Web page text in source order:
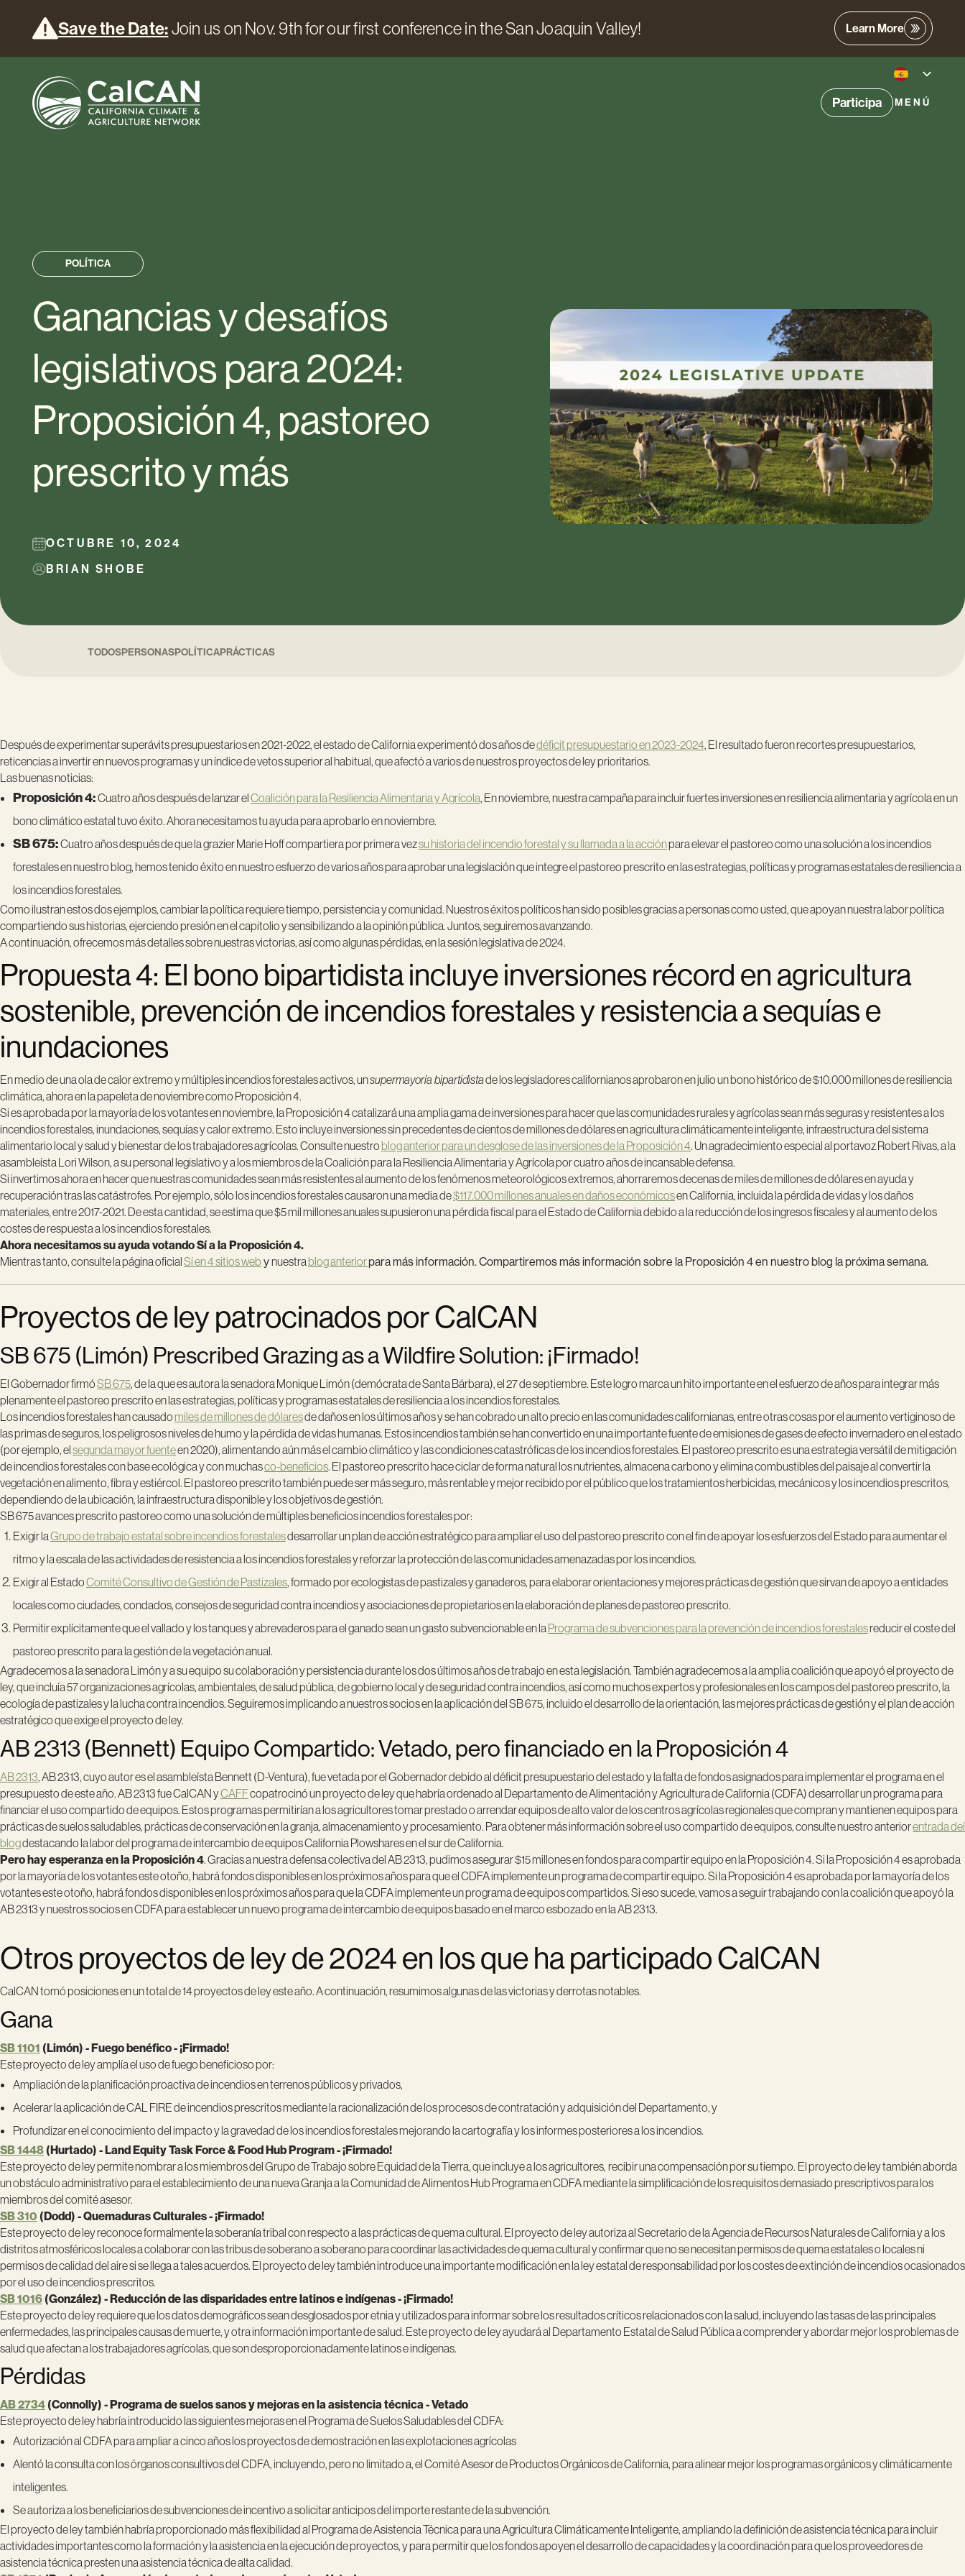
Save the Date:Join us on Nov. 9th for our first conference in the San Joaquin Valley! Learn More
Participa MENÚ
POLÍTICA
Ganancias y desafíos
legislativos para 2024:
Proposición 4, pastoreo
prescrito y más
OCTUBRE 10, 2024
BRIAN SHOBE
TODOSPERSONASPOLÍTICAPRÁCTICAS
Después de experimentar superávits presupuestarios en 2021-2022, el estado de California experimentó dos años dedéficit presupuestario en 2023-2024, El resultado fueron recortes presupuestarios,
reticencias a invertir en nuevos programas y un índice de vetos superior al habitual, que afectó a varios de nuestros proyectos de ley prioritarios.
Las buenas noticias:
Proposición 4:Cuatro años después de lanzar elCoalición para la Resiliencia Alimentaria y Agrícola, En noviembre, nuestra campaña para incluir fuertes inversiones en resiliencia alimentaria y agrícola en un
bono climático estatal tuvo éxito. Ahora necesitamos tu ayuda para aprobarlo en noviembre.
SB 675:Cuatro años después de que la grazier Marie Hoff compartiera por primera vezsu historia del incendio forestal y su llamada a la acciónpara elevar el pastoreo como una solución a los incendios
forestales en nuestro blog, hemos tenido éxito en nuestro esfuerzo de varios años para aprobar una legislación que integre el pastoreo prescrito en las estrategias, políticas y programas estatales de resiliencia a
los incendios forestales.
Como ilustran estos dos ejemplos, cambiar la política requiere tiempo, persistencia y comunidad. Nuestros éxitos políticos han sido posibles gracias a personas como usted, que apoyan nuestra labor política
compartiendo sus historias, ejerciendo presión en el capitolio y sensibilizando a la opinión pública. Juntos, seguiremos avanzando.
A continuación, ofrecemos más detalles sobre nuestras victorias, así como algunas pérdidas, en la sesión legislativa de 2024.
Propuesta 4: El bono bipartidista incluye inversiones récord en agricultura
sostenible, prevención de incendios forestales y resistencia a sequías e
inundaciones
En medio de una ola de calor extremo y múltiples incendios forestales activos, unsupermayoría bipartidistade los legisladores californianos aprobaron en julio un bono histórico de $10.000 millones de resiliencia
climática, ahora en la papeleta de noviembre como Proposición 4.
Si es aprobada por la mayoría de los votantes en noviembre, la Proposición 4 catalizará una amplia gama de inversiones para hacer que las comunidades rurales y agrícolas sean más seguras y resistentes a los
incendios forestales, inundaciones, sequías y calor extremo. Esto incluye inversiones sin precedentes de cientos de millones de dólares en agricultura climáticamente inteligente, infraestructura del sistema
alimentario local y salud y bienestar de los trabajadores agrícolas. Consulte nuestro blog anterior para un desglose de las inversiones de la Proposición 4. Un agradecimiento especial al portavoz Robert Rivas, a la
asambleísta Lori Wilson, a su personal legislativo y a los miembros de la Coalición para la Resiliencia Alimentaria y Agrícola por cuatro años de incansable defensa.
Si invertimos ahora en hacer que nuestras comunidades sean más resistentes al aumento de los fenómenos meteorológicos extremos, ahorraremos decenas de miles de millones de dólares en ayuda y
recuperación tras las catástrofes. Por ejemplo, sólo los incendios forestales causaronuna media de$117.000 millones anuales en daños económicosen California, incluida la pérdida de vidas y los daños
materiales, entre 2017-2021. De esta cantidad, se estima que $5 mil millones anuales supusieron una pérdida fiscal para el Estado de California debido a la reducción de los ingresos fiscales y al aumento de los
costes de respuesta a los incendios forestales.
Ahora necesitamos su ayuda votando Sí a la Proposición 4.
Mientras tanto, consulte la página oficialSí en 4 sitios web ynuestra blog anteriorpara más información. Compartiremos más información sobre la Proposición 4 en nuestro blog la próxima semana.
Proyectos de ley patrocinados por CalCAN
SB 675 (Limón) Prescribed Grazing as a Wildfire Solution: ¡Firmado!
El Gobernador firmóSB 675, de la que es autora la senadora Monique Limón (demócrata de Santa Bárbara), el 27 de septiembre. Este logro marca un hito importante en el esfuerzo de años para integrar más
plenamente el pastoreo prescrito en las estrategias, políticas y programas estatales de resiliencia a los incendios forestales.
Los incendios forestales han causado miles de millones de dólaresde daños en los últimos años y se han cobrado un alto precio en las comunidades californianas, entre otras cosas por el aumento vertiginoso de
las primas de seguros, los peligrosos niveles de humo y la pérdida de vidas humanas. Estos incendios también se han convertido en una importante fuente de emisiones de gases de efecto invernadero en el estado
(por ejemplo, elsegunda mayor fuenteen 2020), alimentando aún más el cambio climático y las condiciones catastróficas de los incendios forestales. El pastoreo prescrito es una estrategia versátil de mitigación
de incendios forestales con base ecológica y con muchasco-beneficios. El pastoreo prescrito hace ciclar de forma natural los nutrientes, almacena carbono y elimina combustibles del paisaje al convertir la
vegetación en alimento, fibra y estiércol. El pastoreo prescrito también puede ser más seguro, más rentable y mejor recibido por el público que los tratamientos herbicidas, mecánicos y los incendios prescritos,
dependiendo de la ubicación, la infraestructura disponible y los objetivos de gestión.
SB 675 avances prescrito pastoreo como una solución de múltiples beneficios incendios forestales por:
Exigir laGrupo de trabajo estatal sobre incendios forestalesdesarrollar un plan de acción estratégico para ampliar el uso del pastoreo prescrito con el fin de apoyar los esfuerzos del Estado para aumentar el
ritmo y la escala de las actividades de resistencia a los incendios forestales y reforzar la protección de las comunidades amenazadas por los incendios.
Exigir al EstadoComité Consultivo de Gestión de Pastizales, formado por ecologistas de pastizales y ganaderos, para elaborar orientaciones y mejores prácticas de gestión que sirvan de apoyo a entidades
locales como ciudades, condados, consejos de seguridad contra incendios y asociaciones de propietarios en la elaboración de planes de pastoreo prescrito.
Permitir explícitamente que el vallado y los tanques y abrevaderos para el ganado sean un gasto subvencionable en la Programa de subvenciones para la prevención de incendios forestalesreducir el coste del
pastoreo prescrito para la gestión de la vegetación anual.
Agradecemos a la senadora Limón y a su equipo su colaboración y persistencia durante los dos últimos años de trabajo en esta legislación. También agradecemos a la amplia coalición que apoyó el proyecto de
ley, que incluía 57 organizaciones agrícolas, ambientales, de salud pública, de gobierno local y de seguridad contra incendios, así como muchos expertos y profesionales en los campos del pastoreo prescrito, la
ecología de pastizales y la lucha contra incendios. Seguiremos implicando a nuestros socios en la aplicación del SB 675, incluido el desarrollo de la orientación, las mejores prácticas de gestión y el plan de acción
estratégico que exige el proyecto de ley.
AB 2313 (Bennett) Equipo Compartido: Vetado, pero financiado en la Proposición 4
AB 2313, AB 2313, cuyo autor es el asambleísta Bennett (D-Ventura), fue vetada por el Gobernador debido al déficit presupuestario del estado y la falta de fondos asignados para implementar el programa en el
presupuesto de este año. AB 2313 fue CalCAN yCAFFcopatrocinó un proyecto de ley que habría ordenado al Departamento de Alimentación y Agricultura de California (CDFA) desarrollar un programa para
financiar el uso compartido de equipos. Estos programas permitirían a los agricultores tomar prestado o arrendar equipos de alto valor de los centros agrícolas regionales que compran y mantienen equipos para
prácticas de suelos saludables, prácticas de conservación en la granja, almacenamiento y procesamiento. Para obtener más información sobre el uso compartido de equipos, consulte nuestro anteriorentrada del
blogdestacando la labor del programa de intercambio de equipos California Plowshares en el sur de California.
Pero hay esperanza en la Proposición 4. Gracias a nuestra defensa colectiva del AB 2313, pudimos asegurar $15 millones en fondos para compartir equipo en la Proposición 4. Si la Proposición 4 es aprobada
por la mayoría de los votantes este otoño, habrá fondos disponibles en los próximos años para que el CDFA implemente un programa de compartir equipo. Si la Proposición 4 es aprobada por la mayoría de los
votantes este otoño, habrá fondos disponibles en los próximos años para que la CDFA implemente un programa de equipos compartidos. Si eso sucede, vamos a seguir trabajando con la coalición que apoyó la
AB 2313 y nuestros socios en CDFA para establecer un nuevo programa de intercambio de equipos basado en el marco esbozado en la AB 2313.
Otros proyectos de ley de 2024 en los que ha participado CalCAN
CalCAN tomó posiciones en un total de 14 proyectos de ley este año. A continuación, resumimos algunas de las victorias y derrotas notables.
Gana
SB 1101 (Limón) - Fuego benéfico - ¡Firmado!
Este proyecto de ley amplía el uso de fuego beneficioso por:
Ampliación de la planificación proactiva de incendios en terrenos públicos y privados,
Acelerar la aplicación de CAL FIRE de incendios prescritos mediante la racionalización de los procesos de contratación y adquisición del Departamento, y
Profundizar en el conocimiento del impacto y la gravedad de los incendios forestales mejorando la cartografía y los informes posteriores a los incendios.
SB 1448 (Hurtado) - Land Equity Task Force & Food Hub Program - ¡Firmado!
Este proyecto de ley permite nombrar a los miembros del Grupo de Trabajo sobre Equidad de la Tierra, que incluye a los agricultores, recibir una compensación por su tiempo. El proyecto de ley también aborda
un obstáculo administrativo para el establecimiento de una nueva Granja a la Comunidad de Alimentos Hub Programa en CDFA mediante la simplificación de los requisitos demasiado prescriptivos para los
miembros del comité asesor.
SB 310 (Dodd) - Quemaduras Culturales - ¡Firmado!
Este proyecto de ley reconoce formalmente la soberanía tribal con respecto a las prácticas de quema cultural. El proyecto de ley autoriza al Secretario de la Agencia de Recursos Naturales de California y a los
distritos atmosféricos locales a colaborar con las tribus de soberano a soberano para coordinar las actividades de quema cultural y confirmar que no se necesitan permisos de quema estatales o locales ni
permisos de calidad del aire si se llega a tales acuerdos. El proyecto de ley también introduce una importante modificación en la ley estatal de responsabilidad por los costes de extinción de incendios ocasionados
por el uso de incendios prescritos.
SB 1016 (González) - Reducción de las disparidades entre latinos e indígenas - ¡Firmado!
Este proyecto de ley requiere que los datos demográficos sean desglosados por etnia y utilizados para informar sobre los resultados críticos relacionados con la salud, incluyendo las tasas de las principales
enfermedades, las principales causas de muerte, y otra información importante de salud. Este proyecto de ley ayudará al Departamento Estatal de Salud Pública a comprender y abordar mejor los problemas de
salud que afectan a los trabajadores agrícolas, que son desproporcionadamente latinos e indígenas.
Pérdidas
AB 2734 (Connolly) - Programa de suelos sanos y mejoras en la asistencia técnica - Vetado
Este proyecto de ley habría introducido las siguientes mejoras en el Programa de Suelos Saludables del CDFA:
Autorización al CDFA para ampliar a cinco años los proyectos de demostración en las explotaciones agrícolas
Alentó la consulta con los órganos consultivos del CDFA, incluyendo, pero no limitado a, el Comité Asesor de Productos Orgánicos de California, para alinear mejor los programas orgánicos y climáticamente
inteligentes.
Se autoriza a los beneficiarios de subvenciones de incentivo a solicitar anticipos del importe restante de la subvención.
El proyecto de ley también habría proporcionado más flexibilidad al Programa de Asistencia Técnica para una Agricultura Climáticamente Inteligente, ampliando la definición de asistencia técnica para incluir
actividades importantes como la formación y la asistencia en la ejecución de proyectos, y para permitir que los fondos apoyen el desarrollo de capacidades y la coordinación para que los proveedores de
asistencia técnica presten una asistencia técnica de alta calidad.